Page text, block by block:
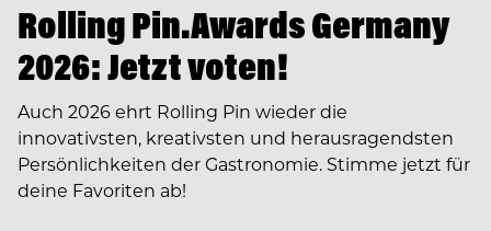
Rolling Pin.Awards Germany
2026: Jetzt voten!
Auch 2026 ehrt Rolling Pin wieder die
innovativsten, kreativsten und herausragendsten
Persönlichkeiten der Gastronomie. Stimme jetzt für
deine Favoriten ab!